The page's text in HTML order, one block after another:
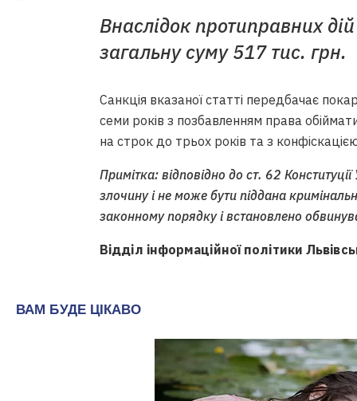
Внаслідок протиправних
загальну суму 517 тис. грн.
Санкція вказаної статті передбачає
семи років з позбавленням права
на строк до трьох років та з
Примітка: відповідно до ст. 62
злочину і не може бути піддана
законному порядку і встановлено
Відділ інформаційної політики